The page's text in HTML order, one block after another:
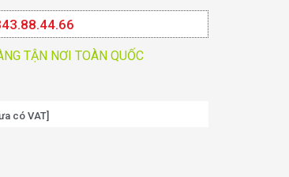
TẬN NƠI TOÀN QUỐC
có VAT]